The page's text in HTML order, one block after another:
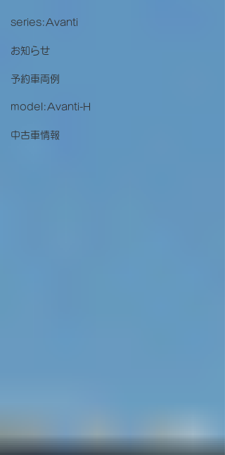
series:Avanti
お知らせ
予約車両例
model:Avanti-H
中古車情報